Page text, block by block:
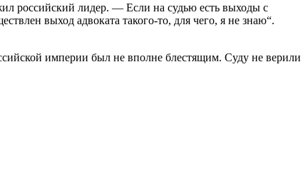
российский лидер. — Если на судью есть выходы с
выход адвоката такого-то, для чего, я не знаю“.
империи был не вполне блестящим. Суду не верили